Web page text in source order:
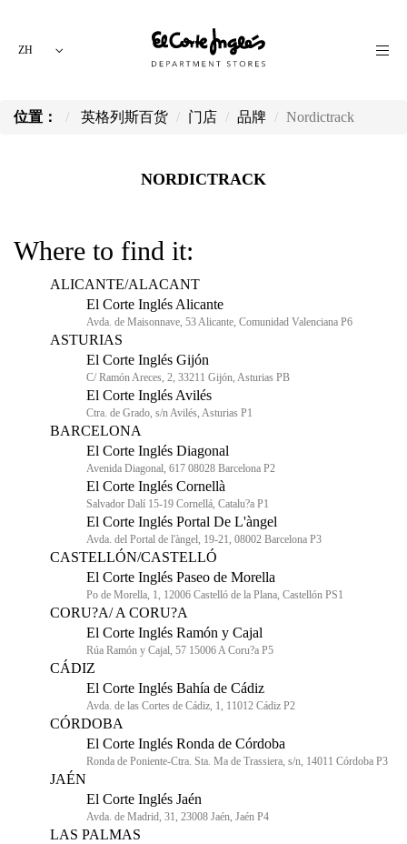
ZH
位置： 英格列斯百货 门店 品牌 Nordictrack
NORDICTRACK
Where to find it:
ALICANTE/ALACANT
El Corte Inglés Alicante
Avda. de Maisonnave, 53 Alicante, Comunidad Valenciana P6
ASTURIAS
El Corte Inglés Gijón
C/ Ramón Areces, 2, 33211 Gijón, Asturias PB
El Corte Inglés Avilés
Ctra. de Grado, s/n Avilés, Asturias P1
BARCELONA
El Corte Inglés Diagonal
Avenida Diagonal, 617 08028 Barcelona P2
El Corte Inglés Cornellà
Salvador Dalí 15-19 Cornellá, Catalu?a P1
El Corte Inglés Portal De L'àngel
Avda. del Portal de l'àngel, 19-21, 08002 Barcelona P3
CASTELLÓN/CASTELLÓ
El Corte Inglés Paseo de Morella
Po de Morella, 1, 12006 Castelló de la Plana, Castellón PS1
CORU?A/ A CORU?A
El Corte Inglés Ramón y Cajal
Rúa Ramón y Cajal, 57 15006 A Coru?a P5
CÁDIZ
El Corte Inglés Bahía de Cádiz
Avda. de las Cortes de Cádiz, 1, 11012 Cádiz P2
CÓRDOBA
El Corte Inglés Ronda de Córdoba
Ronda de Poniente-Ctra. Sta. Ma de Trassiera, s/n, 14011 Córdoba P3
JAÉN
El Corte Inglés Jaén
Avda. de Madrid, 31, 23008 Jaén, Jaén P4
LAS PALMAS